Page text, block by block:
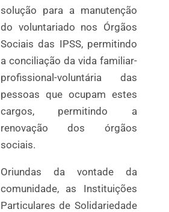
solução para a manutenção
do voluntariado nos Órgãos
Sociais das IPSS, permitindo
a conciliação da vida familiar-
profissional-voluntária das
pessoas que ocupam estes
cargos, permitindo a
renovação dos órgãos
sociais.
Oriundas da vontade da
comunidade, as Instituições
Particulares de Solidariedade